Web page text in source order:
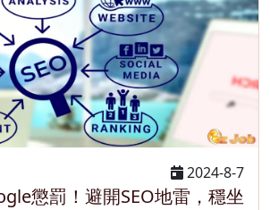
2024-8-7
懲罰！避開SEO地雷，穩坐